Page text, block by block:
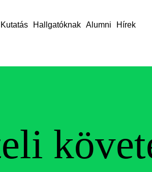
Kutatás Hallgatóknak Alumni Hírek